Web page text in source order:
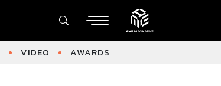
VIDEO AWARDS